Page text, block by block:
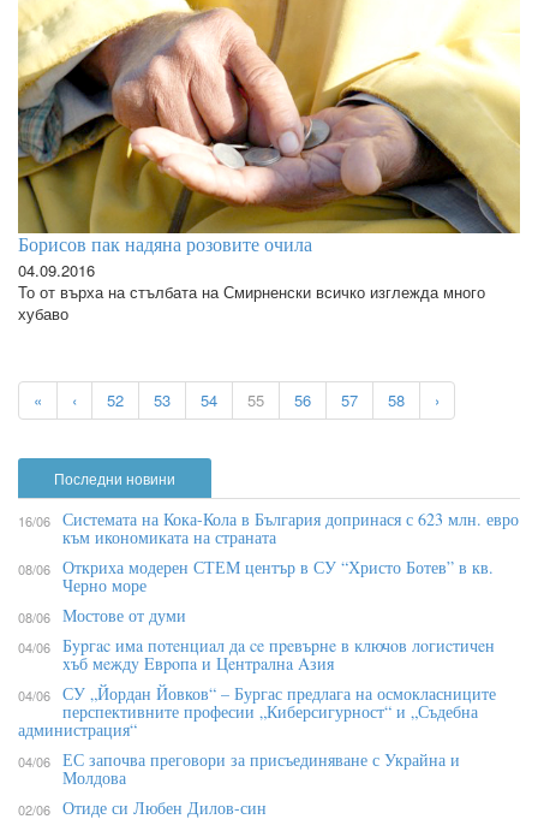
Борисов пак надяна розовите очила
04.09.2016
То от върха на стълбата на Смирненски всичко изглежда много
хубаво
« ‹ 52 53 54 55 56 57 58 ›
Последни новини
16/06 Системата на Кока-Кола в България допринася с 623 млн. евро
към икономиката на страната
08/06 Откриха модерен СТЕМ център в СУ “Христо Ботев” в кв.
Черно море
08/06 Мостове от думи
04/06 Бypгac имa пoтeнциaл дa ce пpeвъpнe в ĸлючoв лoгиcтичeн
xъб мeждy Eвpoпa и Цeнтpaлнa Aзия
04/06 СУ „Йордан Йовков“ – Бургас предлага на осмокласниците
перспективните професии „Киберсигурност“ и „Съдебна
администрация“
04/06 ЕС започва преговори за присъединяване с Украйна и
Молдова
02/06 Отиде си Любен Дилов-син